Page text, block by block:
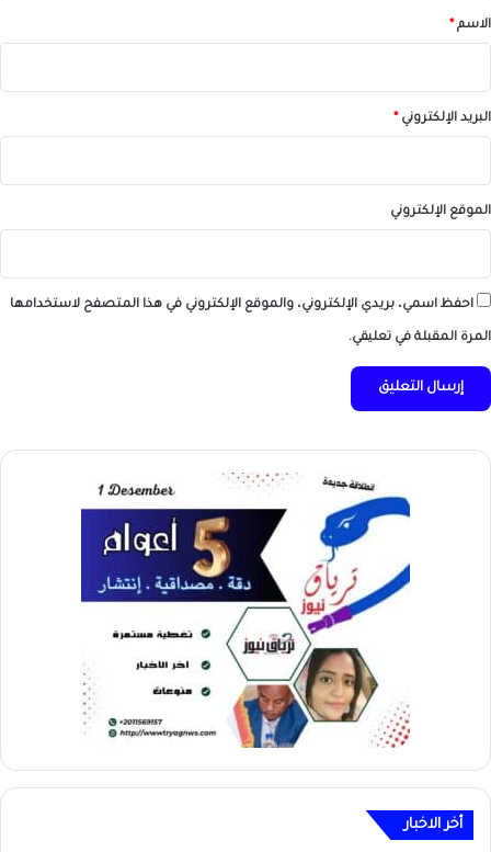
*الاسم*
البريد الإلكتروني*
الموقع الإلكتروني
احفظ اسمي، بريدي الإلكتروني، والموقع الإلكتروني في هذا المتصفح لاستخدامها
المرة المقبلة في تعليقي.
أخر الاخبار